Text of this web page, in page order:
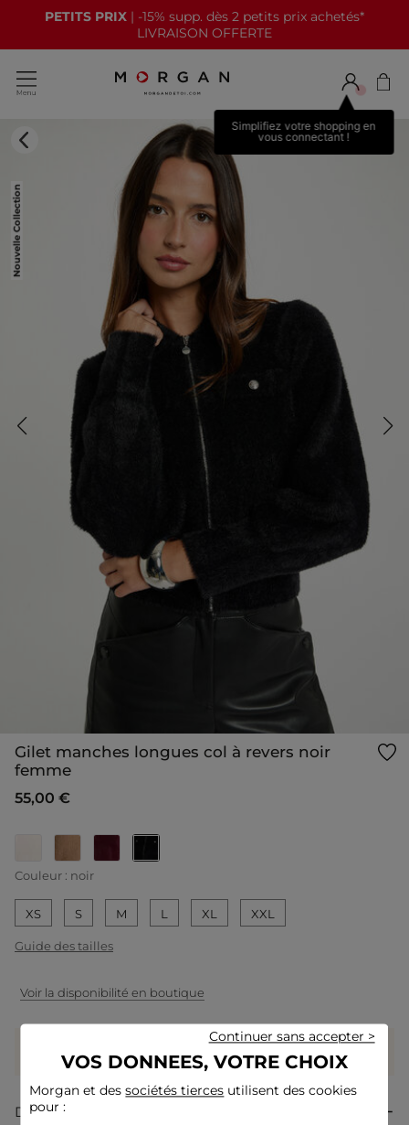
PETITS PRIX | -15% supp. dès 2 petits prix achetés*
LIVRAISON OFFERTE
Simplifiez votre shopping en
vous connectant !
Nouvelle Collection
Gilet manches longues col à revers noir
femme
55,00 €
Couleur : noir
XS S M L XL XXL
Guide des tailles
Voir la disponibilité en boutique
55 coeurs grâce à ce produit
Connectez-vous ou inscrivez-vous
Description
VOS DONNEES, VOTRE CHOIX
Morgan et dessociétés tierces utilisent des cookies
pour :
Continuer sans accepter >